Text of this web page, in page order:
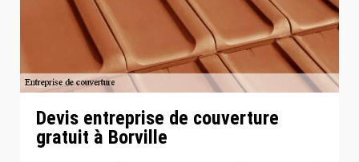
Devis entreprise de couverture
gratuit à Borville